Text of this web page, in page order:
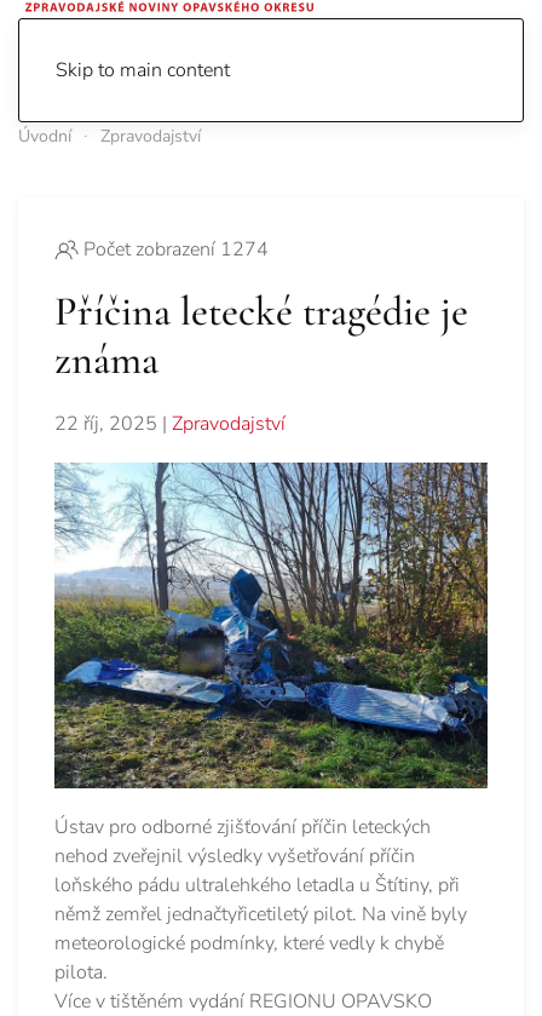
Skip to main content
Úvodní Zpravodajství
Počet zobrazení 1274
Příčina letecké tragédie je
známa
22 říj, 2025 | Zpravodajství
Ústav pro odborné zjišťování příčin leteckých
nehod zveřejnil výsledky vyšetřování příčin
loňského pádu ultralehkého letadla u Štítiny, při
němž zemřel jednačtyřicetiletý pilot. Na vině byly
meteorologické podmínky, které vedly k chybě
pilota.
Více v tištěném vydání REGIONU OPAVSKO